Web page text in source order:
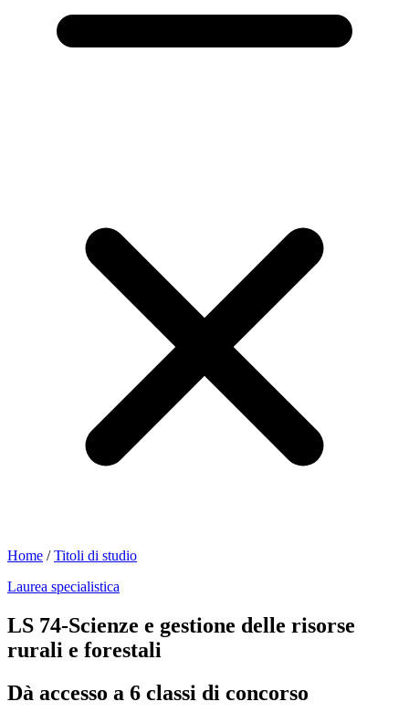
Home /Titoli di studio
Laurea specialistica
LS 74-Scienze e gestione delle risorse
rurali e forestali
Dà accesso a 6 classi di concorso